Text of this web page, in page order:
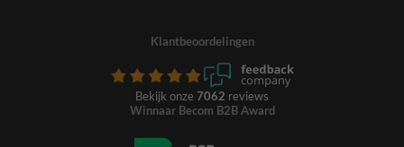
Klantbeoordelingen
Bekijk onze 7062 reviews
Winnaar Becom B2B Award